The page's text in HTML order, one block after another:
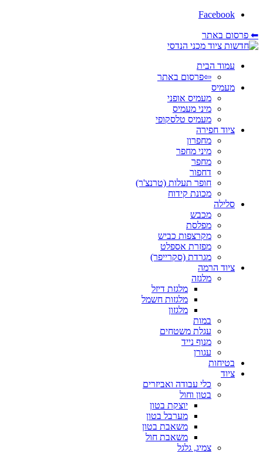
Facebook
⬅ פרסום באתר
עמוד הבית
⇦פרסום באתר
מעמיס
מעמיס אופני
מיני מעמיס
מעמיס טלסקופי
ציוד חפירה
מחפרון
מיני מחפר
מחפר
דחפור
חופר תעלות (טרנצ'ר)
מכונת קידוח
סלילה
מכבש
מפלסת
מקרצפות כביש
מפזרת אספלט
מגרדת (סקרייפר)
ציוד הרמה
מלגזה
מלגזת דיזל
מלגזות חשמל
מלגזון
במות
עגלת משטחים
מנוף נייד
עגורן
בטיחות
ציוד
כלי עבודה ואביזרים
בטון וחול
יוצקת בטון
מערבל בטון
משאבת בטון
משאבת חול
צמיג, גלגל